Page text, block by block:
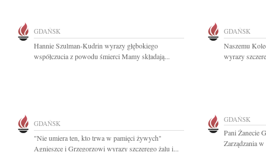
GDAŃSK
Hannie Szulman-Kudrin wyrazy głębokiego
współczucia z powodu śmierci Mamy składają...
GDAŃSK
Naszemu
wyrazy
GDAŃSK
"Nie umiera ten, kto trwa w pamięci żywych"
Agnieszce i Grzegorzowi wyrazy szczerego żalu i...
GDAŃSK
Pani Żanecie
Zarządzania